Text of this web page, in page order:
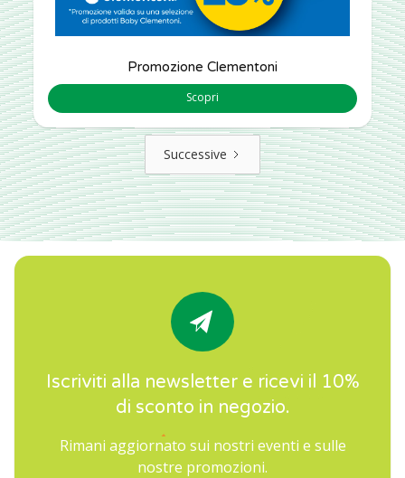
Promozione Clementoni
Scopri
Successive
Iscriviti alla newsletter e ricevi il 10%
di sconto in negozio.
Rimani aggiornato sui nostri eventi e sulle
nostre promozioni.